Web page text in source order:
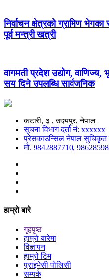
निर्वाचन क्षेत्रको ग्रामिण
पूर्व मन्त्री खत्री
वागमती प्रदेश उद्योग, वाणिज्य,
सय दिने उपलब्धि सार्वजनिक
कटारी, ३ , उदयपुर, नेपाल
सूचना विभाग दर्ता नं: xxxxxx
प्रेसकाउन्सिल नेपाल सुचिकृत
मो. 9842887710,
हाम्रो बारे
गृहपृष्ठ
हाम्रो बारेमा
विज्ञापन
हाम्रो टिम
प्राइभेसी पोलिसी
सम्पर्क